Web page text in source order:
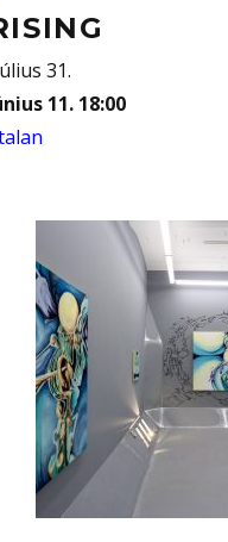
31.
11. 18:00